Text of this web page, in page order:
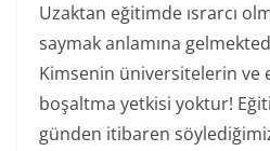
Uzaktan eğitimde ısrarcı
saymak anlamına
Kimsenin üniversitelerin ve
boşaltma yetkisi yoktur!
günden itibaren